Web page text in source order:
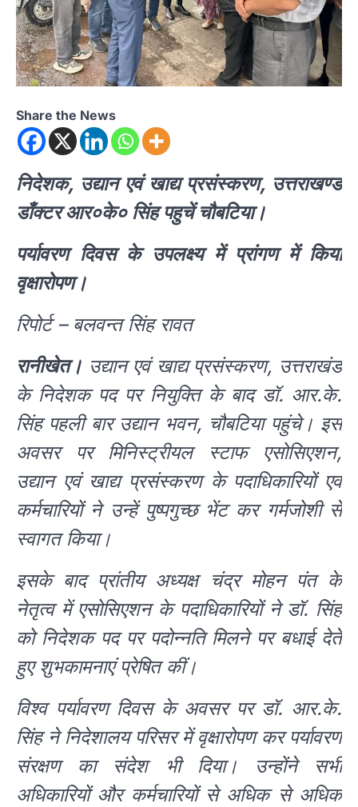
Share the News
निदेशक, उद्यान एवं खाद्य प्रसंस्करण, उत्तराखण्ड
डाँक्टर आर०के० सिंह पहुचें चौबटिया।
पर्यावरण दिवस के उपलक्ष्य में प्रांगण में किया
वृक्षारोपण।
रिपोर्ट – बलवन्त सिंह रावत
रानीखेत। उद्यान एवं खाद्य प्रसंस्करण, उत्तराखंड
के निदेशक पद पर नियुक्ति के बाद डॉ. आर.के.
सिंह पहली बार उद्यान भवन, चौबटिया पहुंचे। इस
अवसर पर मिनिस्ट्रीयल स्टाफ एसोसिएशन,
उद्यान एवं खाद्य प्रसंस्करण के पदाधिकारियों एवं
कर्मचारियों ने उन्हें पुष्पगुच्छ भेंट कर गर्मजोशी से
स्वागत किया।
इसके बाद प्रांतीय अध्यक्ष चंद्र मोहन पंत के
नेतृत्व में एसोसिएशन के पदाधिकारियों ने डॉ. सिंह
को निदेशक पद पर पदोन्नति मिलने पर बधाई देते
हुए शुभकामनाएं प्रेषित कीं।
विश्व पर्यावरण दिवस के अवसर पर डॉ. आर.के.
सिंह ने निदेशालय परिसर में वृक्षारोपण कर पर्यावरण
संरक्षण का संदेश भी दिया। उन्होंने सभी
अधिकारियों और कर्मचारियों से अधिक से अधिक